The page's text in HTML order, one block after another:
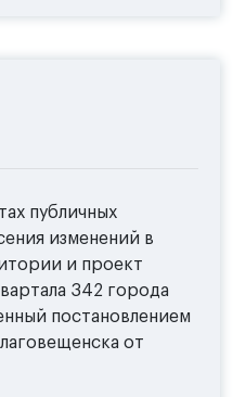
публичных
изменений в
и проект
342 города
постановлением
от